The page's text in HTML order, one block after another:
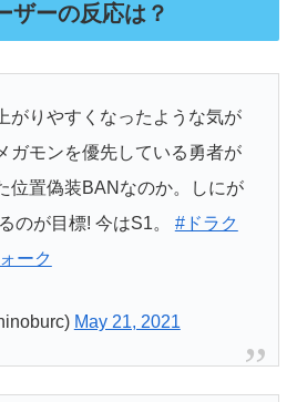
ザーの反応は？
がりやすくなったような気が
ガモンを優先している勇者が
位置偽装BANなのか。しにが
のが目標! 今はS1。 #ドラク
ーク
May 21, 2021